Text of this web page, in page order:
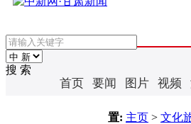
搜 索
首页 要闻 图片 视频
置: 主页 > 文化